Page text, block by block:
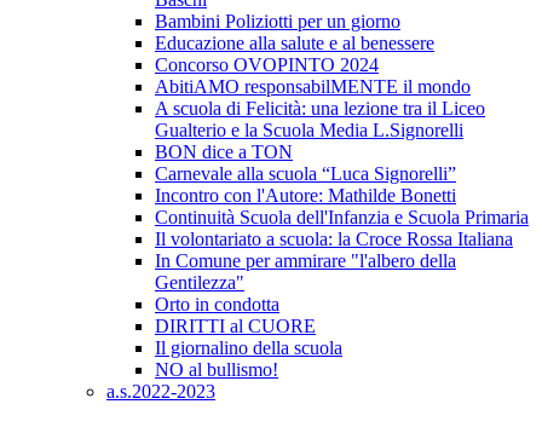
Bambini Poliziotti per un giorno
Educazione alla salute e al benessere
Concorso OVOPINTO 2024
AbitiAMO responsabilMENTE il mondo
A scuola di Felicità: una lezione tra il Liceo
Gualterio e la Scuola Media L.Signorelli
BON dice a TON
Carnevale alla scuola “Luca Signorelli”
Incontro con l'Autore: Mathilde Bonetti
Continuità Scuola dell'Infanzia e Scuola Primaria
Il volontariato a scuola: la Croce Rossa Italiana
In Comune per ammirare "l'albero della
Gentilezza"
Orto in condotta
DIRITTI al CUORE
Il giornalino della scuola
NO al bullismo!
a.s.2022-2023